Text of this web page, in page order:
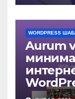
WORDPRESS
Aurum